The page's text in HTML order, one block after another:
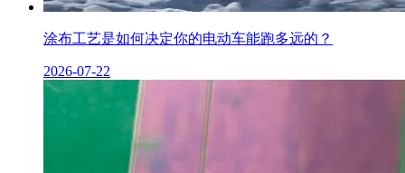
涂布工艺是如何决定你的电动车能跑多远的？
2026-07-22